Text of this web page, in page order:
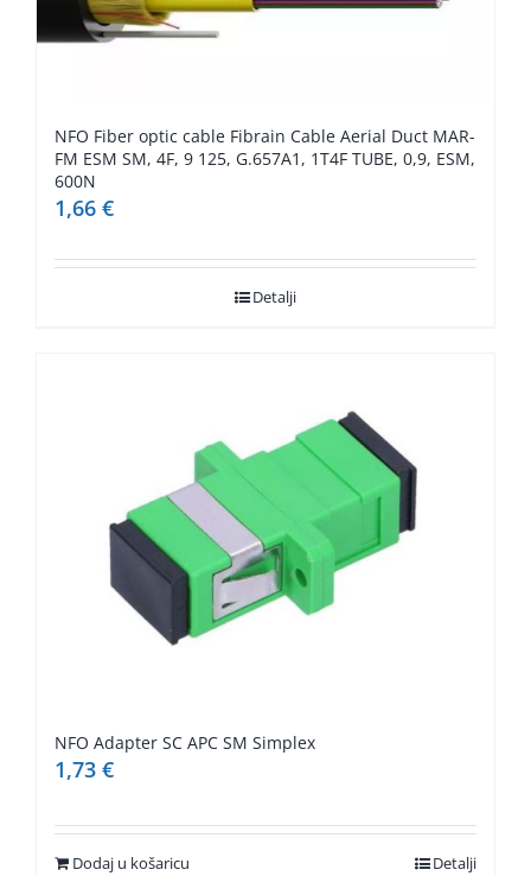
NFO Fiber optic cable Fibrain Cable Aerial Duct MAR-
FM ESM SM, 4F, 9 125, G.657A1, 1T4F TUBE, 0,9, ESM,
600N
1,66 €
Detalji
NFO Adapter SC APC SM Simplex
1,73 €
Dodaj u košaricu Detalji